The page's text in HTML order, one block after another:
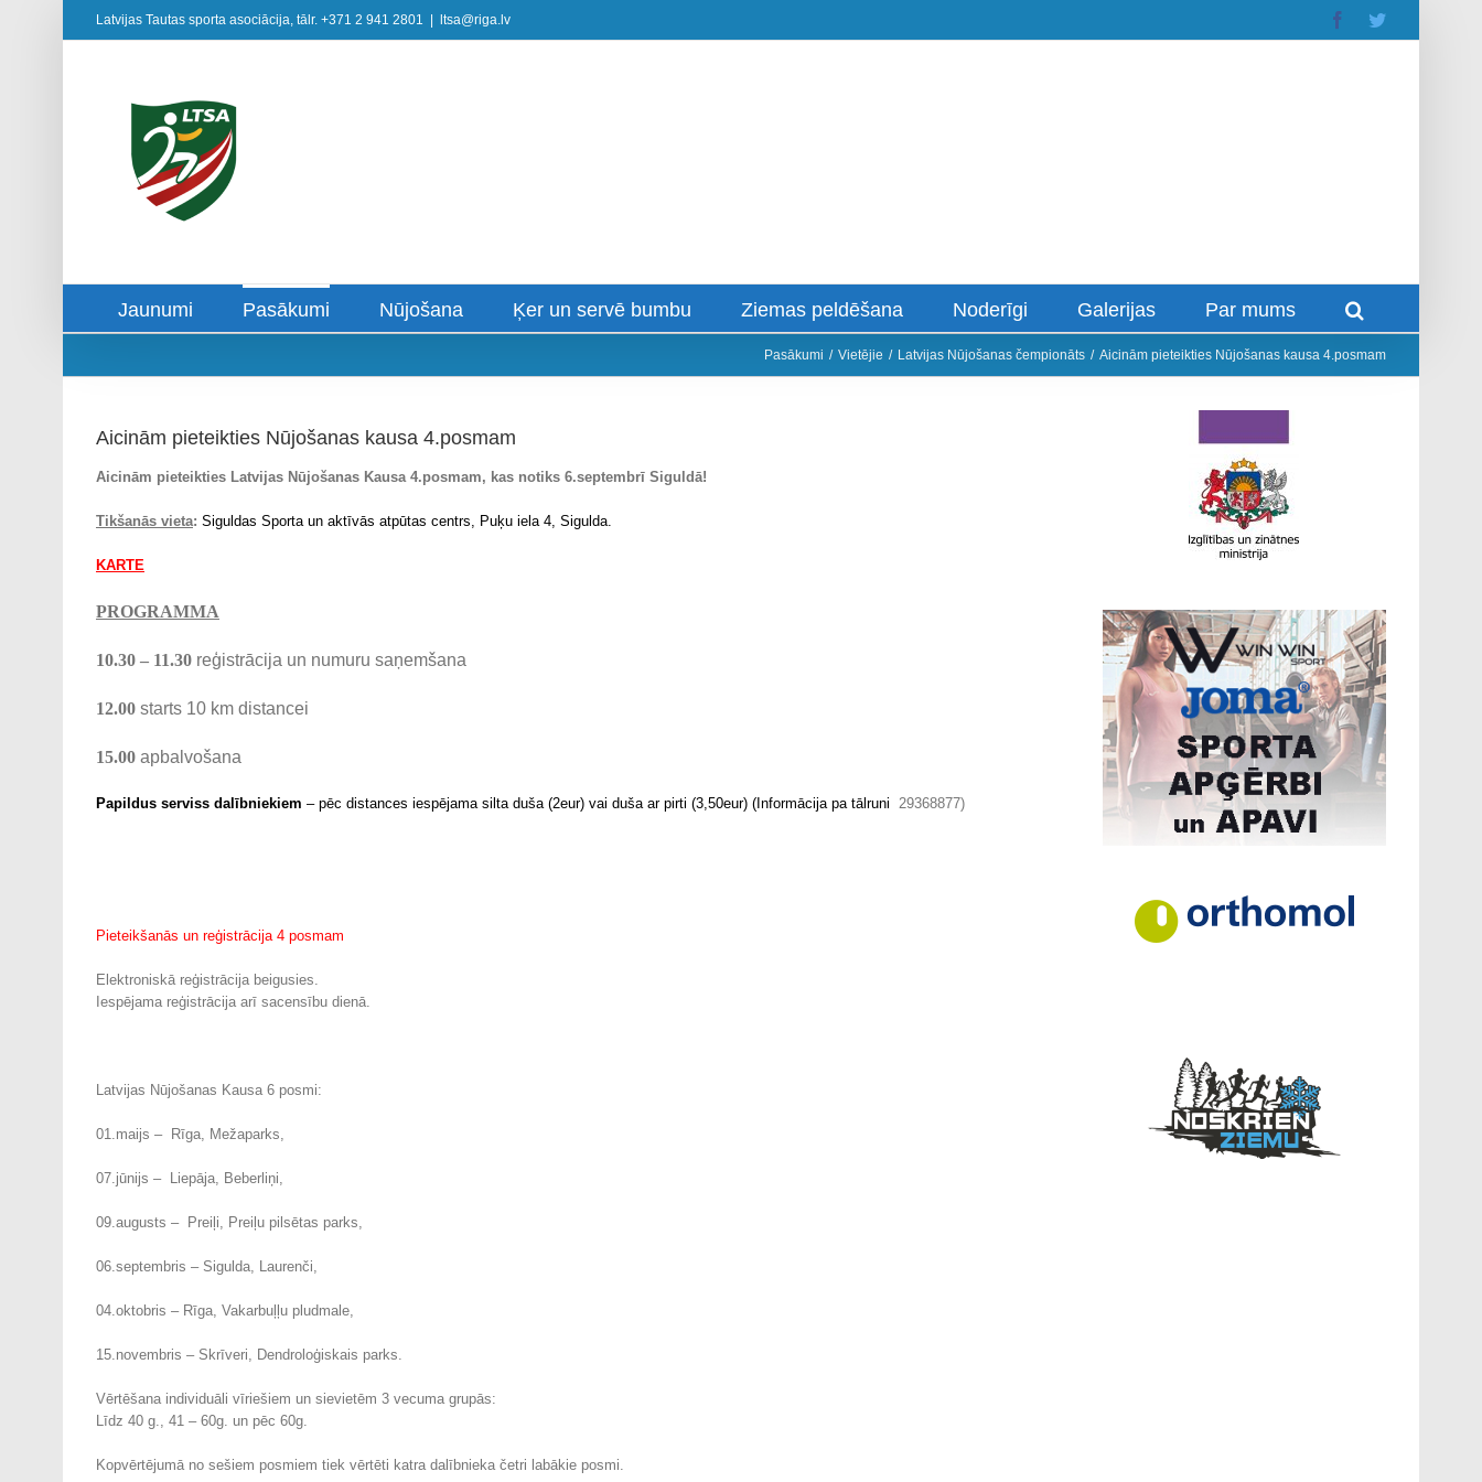
Latvijas Tautas sporta asociācija, tālr. +371 2 941 2801 ltsa@riga.lv Facebook
Jaunumi Pasākumi Nūjošana Ķer un servē bumbu Ziemas peldēšana Noderīgi Galerijas Par mums
Pasākumi / Vietējie / Latvijas Nūjošanas čempionāts / Aicinām pieteikties Nūjošanas kausa 4.posmam
Aicinām pieteikties Nūjošanas kausa 4.posmam
Aicinām pieteikties Latvijas Nūjošanas Kausa 4.posmam, kas notiks 6.septembrī Siguldā!
Tikšanās vieta: Siguldas Sporta un aktīvās atpūtas centrs, Puķu iela 4, Sigulda.
KARTE
PROGRAMMA
10.30 – 11.30 reģistrācija un numuru saņemšana
12.00 starts 10 km distancei
15.00 apbalvošana
Papildus serviss dalībniekiem – pēc distances iespējama silta duša (2eur) vai duša ar pirti (3,50eur) (Informācija pa tālruni 29368877)
Pieteikšanās un reģistrācija 4 posmam
Elektroniskā reģistrācija beigusies.
Iespējama reģistrācija arī sacensību dienā.
Latvijas Nūjošanas Kausa 6 posmi:
01.maijs – Rīga, Mežaparks,
07.jūnijs – Liepāja, Beberliņi,
09.augusts – Preiļi, Preiļu pilsētas parks,
06.septembris – Sigulda, Laurenči,
04.oktobris – Rīga, Vakarbuļļu pludmale,
15.novembris – Skrīveri, Dendroloģiskais parks.
Vērtēšana individuāli vīriešiem un sievietēm 3 vecuma grupās:
Līdz 40 g., 41 – 60g. un pēc 60g.
Kopvērtējumā no sešiem posmiem tiek vērtēti katra dalībnieka četri labākie posmi.